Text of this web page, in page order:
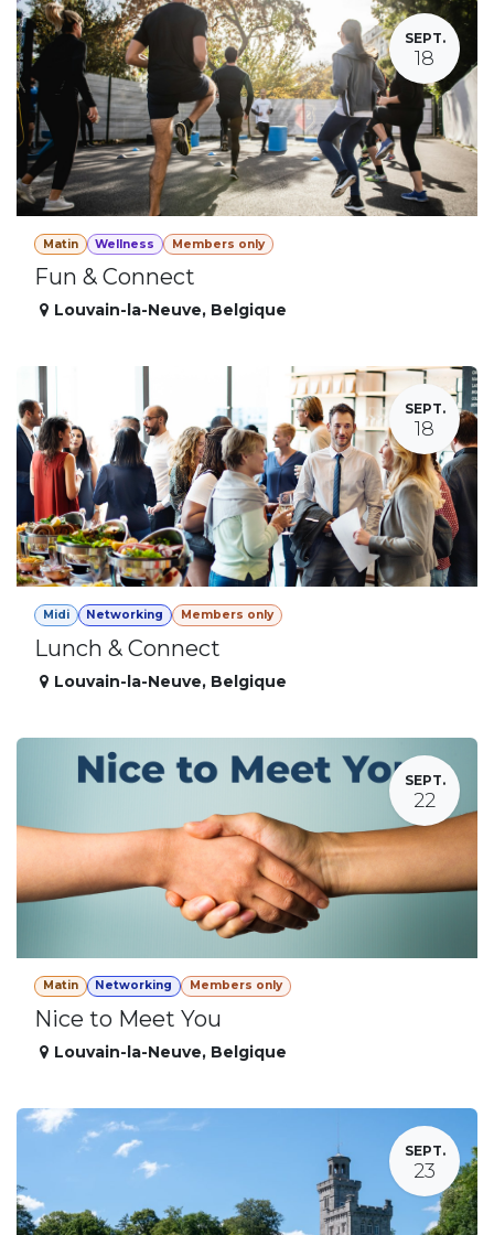
SEPT.
18
Matin Wellness Members only
Fun & Connect
Louvain-la-Neuve, Belgique
SEPT.
18
Midi Networking Members only
Lunch & Connect
Louvain-la-Neuve, Belgique
SEPT.
22
Matin Networking Members only
Nice to Meet You
Louvain-la-Neuve, Belgique
SEPT.
23